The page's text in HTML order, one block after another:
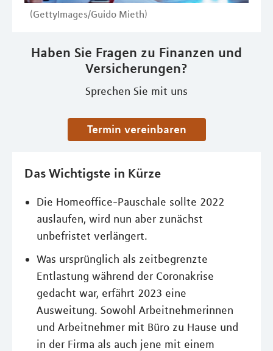
(GettyImages/Guido Mieth)
Haben Sie Fragen zu Finanzen und
Versicherungen?
Sprechen Sie mit uns
Termin vereinbaren
Das Wichtigste in Kürze
Die Homeoffice-Pauschale sollte 2022
auslaufen, wird nun aber zunächst
unbefristet verlängert.
Was ursprünglich als zeitbegrenzte
Entlastung während der Coronakrise
gedacht war, erfährt 2023 eine
Ausweitung. Sowohl Arbeitnehmerinnen
und Arbeitnehmer mit Büro zu Hause und
in der Firma als auch jene mit einem